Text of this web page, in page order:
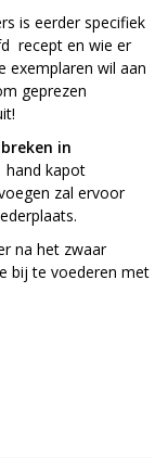
is eerder specifiek
recept en wie er
exemplaren wil aan
geprezen
in
hand kapot
zal ervoor
na het zwaar
bij te voederen met